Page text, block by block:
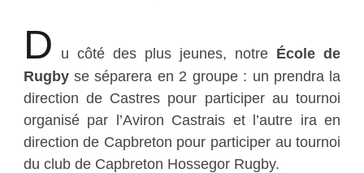
D u côté des plus jeunes, notre École de
Rugbyse séparera en 2 groupe : un prendra la
direction de Castres pour participer au tournoi
organisé par l’Aviron Castrais et l’autre ira en
direction de Capbreton pour participer au tournoi
du club de Capbreton Hossegor Rugby.